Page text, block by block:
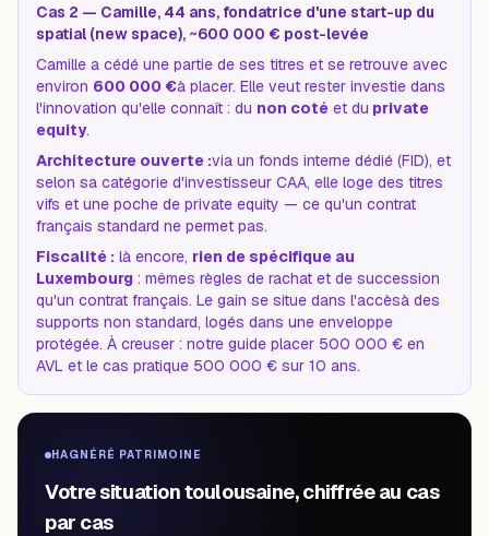
Cas 2 — Camille, 44 ans, fondatrice d'une start-up du
spatial (new space), ~600 000 € post-levée
Camille a cédé une partie de ses titres et se retrouve avec
environ 600 000 €à placer. Elle veut rester investie dans
l'innovation qu'elle connaît : du non coté et du private
equity.
Architecture ouverte :via un fonds interne dédié (FID), et
selon sa catégorie d'investisseur CAA, elle loge des titres
vifs et une poche de private equity — ce qu'un contrat
français standard ne permet pas.
Fiscalité : là encore, rien de spécifique au
Luxembourg : mêmes règles de rachat et de succession
qu'un contrat français. Le gain se situe dans l'accèsà des
supports non standard, logés dans une enveloppe
protégée. À creuser : notre guide placer 500 000 € en
AVL et le cas pratique 500 000 € sur 10 ans.
HAGNÉRÉ PATRIMOINE
Votre situation toulousaine, chiffrée au cas
par cas